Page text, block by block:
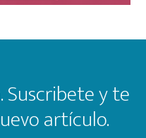
Suscribete y te
artículo.